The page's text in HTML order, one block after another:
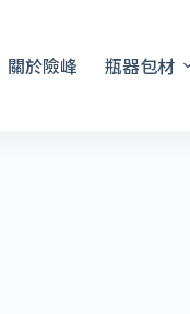
關於險峰 瓶器包材